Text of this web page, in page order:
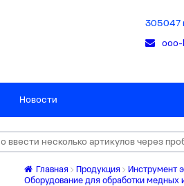
305047
ooo-
Новости
Главная Продукция
Инструмент
Оборудование для обработки